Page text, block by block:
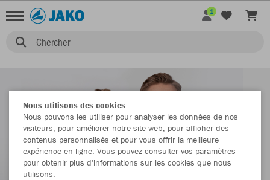
Chercher
1
Nous utilisons des cookies
Nous pouvons les utiliser pour analyser les données de nos
visiteurs, pour améliorer notre site web, pour afficher des
contenus personnalisés et pour vous offrir la meilleure
expérience en ligne. Vous pouvez consulter vos paramètres
pour obtenir plus d'informations sur les cookies que nous
utilisons.